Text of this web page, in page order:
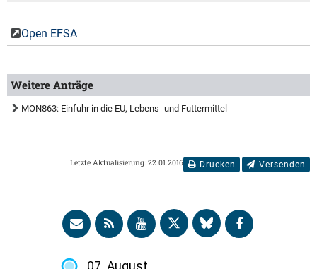
Open EFSA
Weitere Anträge
MON863: Einfuhr in die EU, Lebens- und Futtermittel
Drucken Versenden
Letzte Aktualisierung: 22.01.2016